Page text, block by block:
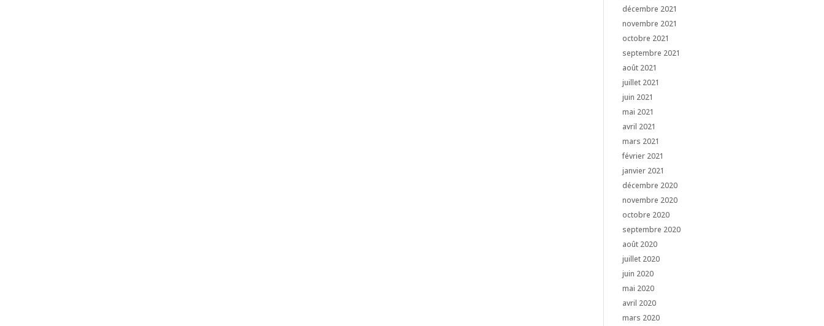
décembre 2021
novembre 2021
octobre 2021
septembre 2021
août 2021
juillet 2021
juin 2021
mai 2021
avril 2021
mars 2021
février 2021
janvier 2021
décembre 2020
novembre 2020
octobre 2020
septembre 2020
août 2020
juillet 2020
juin 2020
mai 2020
avril 2020
mars 2020